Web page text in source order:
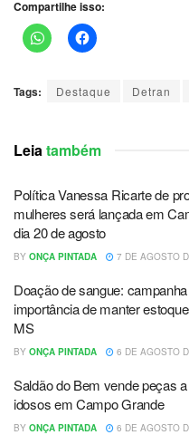
Compartilhe isso:
Tags: Destaque Detran
Leiatambém
Política Vanessa Ricarte de
mulheres será lançada em
dia 20 de agosto
BY ONÇA PINTADA 7 DE AGOSTO
Doação de sangue:
importância de manter
MS
BY ONÇA PINTADA 6 DE AGOSTO
Saldão do Bem vende peças
idosos em Campo Grande
BY ONÇA PINTADA 6 DE AGOSTO